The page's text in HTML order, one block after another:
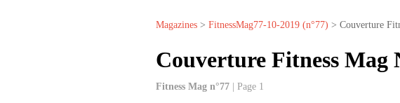
Magazines > FitnessMag77-10-2019 (n°77) > Couverture
Couverture Fitness Mag
Fitness Mag n°77 | Page 1